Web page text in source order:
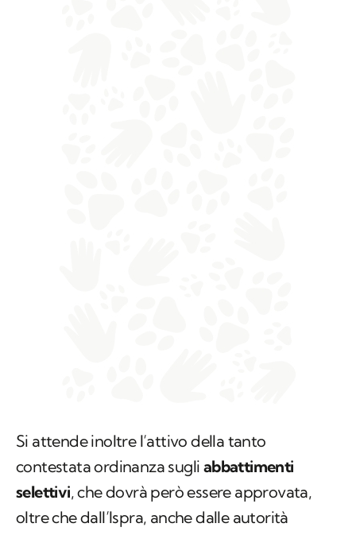
Si attende inoltre l’attivo della tanto
contestata ordinanza sugli abbattimenti
selettivi, che dovrà però essere approvata,
oltre che dall’Ispra, anche dalle autorità